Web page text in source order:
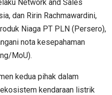
Network and Sales
dan Ririn Rachmawardini,
Niaga PT PLN (Persero),
nota kesepahaman
MoU).
kedua pihak dalam
kendaraan listrik